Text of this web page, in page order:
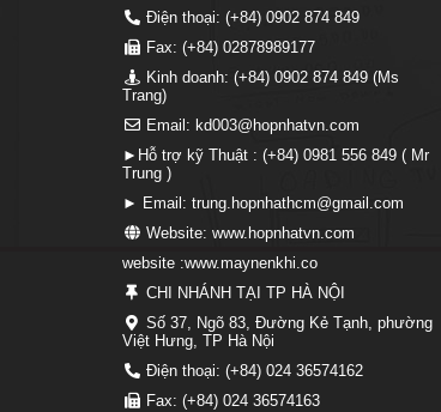
Điện thoại: (+84) 0902 874 849
Fax: (+84) 02878989177
Kinh doanh: (+84) 0902 874 849 (Ms
Trang)
Email: kd003@hopnhatvn.com
►Hỗ trợ kỹ Thuật : (+84) 0981 556 849 ( Mr
Trung )
► Email: trung.hopnhathcm@gmail.com
Website: www.hopnhatvn.com
website :www.maynenkhi.co
CHI NHÁNH TẠI TP HÀ NỘI
Số 37, Ngõ 83, Đường Kẻ Tạnh, phường
Việt Hưng, TP Hà Nội
Điện thoại: (+84) 024 36574162
Fax: (+84) 024 36574163